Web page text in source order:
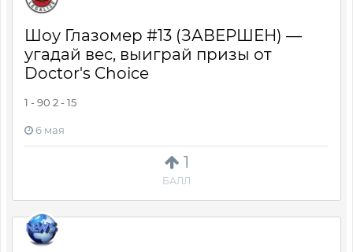
1
БАЛЛ
Шоу Глазомер #13 (ЗАВЕРШЕН) —
угадай вес, выиграй призы от
Doctor's Choice
1 - 90 2 - 15
6 мая